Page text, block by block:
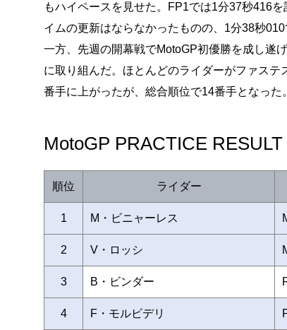
もハイペースを見せた。FP1では1分37秒416
イムの更新はならなかったものの、1分38秒
一方、先週の開幕戦でMotoGP初優勝を成し遂
に取り組んだ。ほとんどのライダーがファス
番手に上がったが、総合順位で14番手となった。
MotoGP PRACTICE RESULT
順位 ライダー
1 M・ビニャーレス
2 V・ロッシ
3 B・ビンダー
4 F・モルビデリ